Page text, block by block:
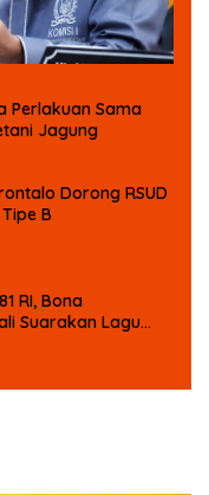
Perlakuan Sama
Jagung
Dorong RSUD
B
RI, Bona
Suarakan Lagu